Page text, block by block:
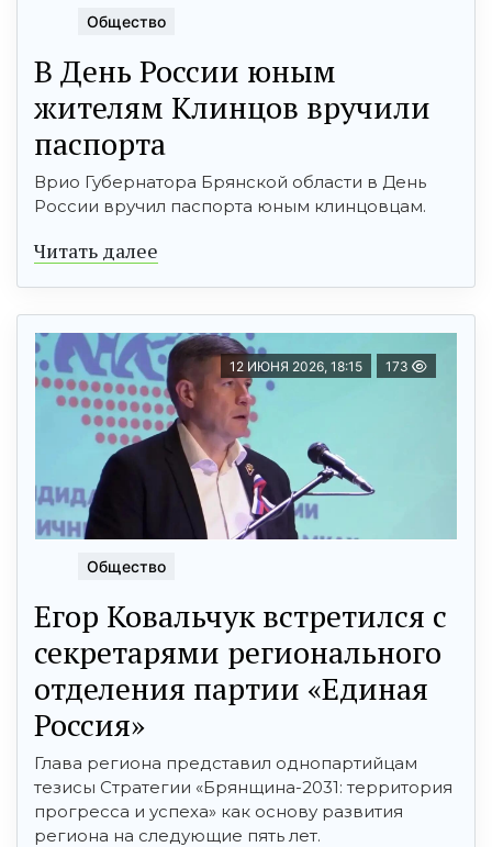
Общество
В День России юным
жителям Клинцов вручили
паспорта
Врио Губернатора Брянской области в День
России вручил паспорта юным клинцовцам.
Читать далее
12 ИЮНЯ 2026, 18:15 173
Общество
Егор Ковальчук встретился с
секретарями регионального
отделения партии «Единая
Россия»
Глава региона представил однопартийцам
тезисы Стратегии «Брянщина-2031: территория
прогресса и успеха» как основу развития
региона на следующие пять лет.